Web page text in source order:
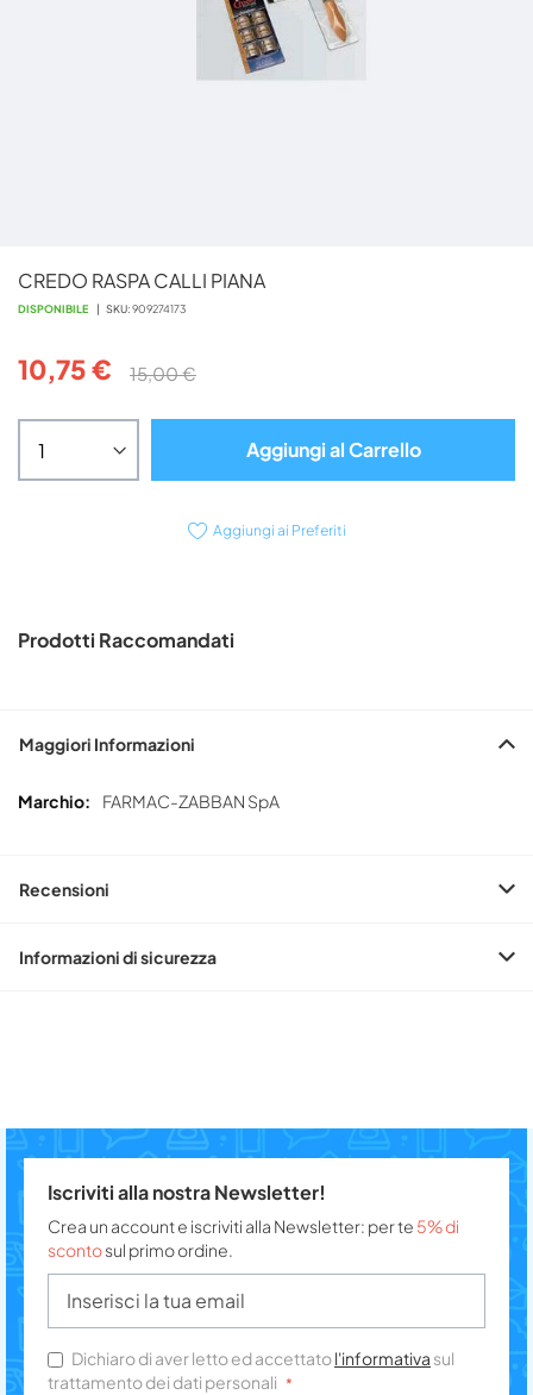
CREDO RASPA CALLI PIANA
DISPONIBILE SKU 909274173
10,75 € 15,00 €
Aggiungi al Carrello
Aggiungi ai Preferiti
all'inizio
della
immagini
Prodotti Raccomandati
Maggiori Informazioni
Maggiori
FARMAC-ZABBAN SpA
Recensioni
Informazioni di sicurezza
Iscriviti alla nostra Newsletter!
Crea un account e iscriviti alla Newsletter: per te 5% di
scontosul primo ordine.
Dichiaro di aver letto ed accettatol'informativa sul
trattamento dei dati personali